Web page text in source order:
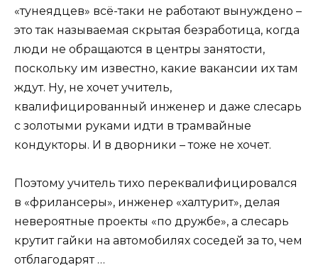
«тунеядцев» всё-таки не работают вынуждено –
это так называемая скрытая безработица, когда
люди не обращаются в центры занятости,
поскольку им известно, какие вакансии их там
ждут. Ну, не хочет учитель,
квалифицированный инженер и даже слесарь
с золотыми руками идти в трамвайные
кондукторы. И в дворники – тоже не хочет.
Поэтому учитель тихо переквалифицировался
в «фрилансеры», инженер «халтурит», делая
невероятные проекты «по дружбе», а слесарь
крутит гайки на автомобилях соседей за то, чем
отблагодарят …